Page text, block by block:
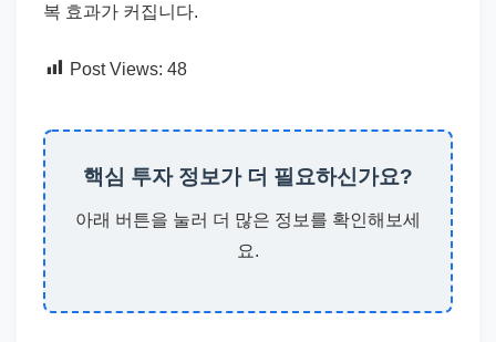
복 효과가 커집니다.
Post Views: 48
핵심 투자 정보가 더 필요하신가요?
아래 버튼을 눌러 더 많은 정보를 확인해보세
요.